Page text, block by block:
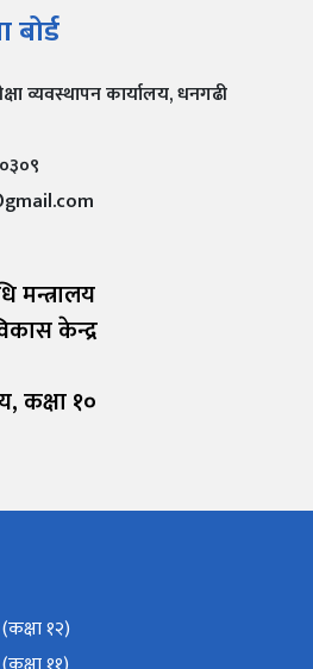
बोर्ड
व्यवस्थापन कार्यालय, धनगढी
मन्त्रालय
केन्द्र
कक्षा १०
१२)